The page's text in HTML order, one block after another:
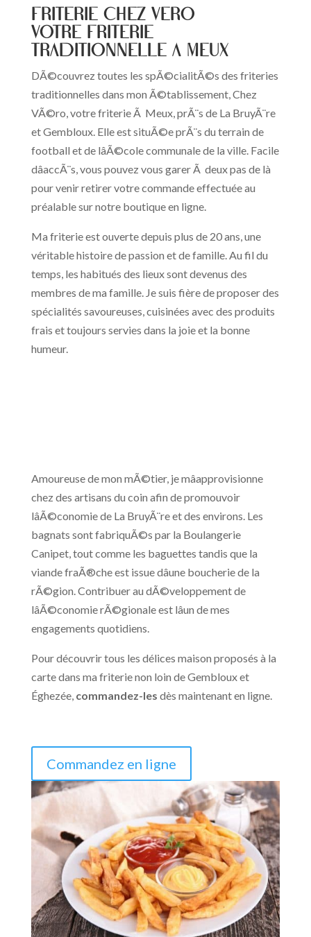
FRITERIE CHEZ VERO
Votre friterie
traditionnelle à Meux
DÃ©couvrez toutes les spÃ©cialitÃ©s des friteries
traditionnelles dans mon Ã©tablissement, Chez
VÃ©ro, votre friterie Ã Meux, prÃ¨s de La BruyÃ¨re
et Gembloux. Elle est situÃ©e prÃ¨s du terrain de
football et de lâÃ©cole communale de la ville. Facile
dâaccÃ¨s, vous pouvez vous garer Ã deux pas de là
pour venir retirer votre commande effectuée au
préalable sur notre boutique en ligne.
Ma friterie est ouverte depuis plus de 20 ans, une
véritable histoire de passion et de famille. Au fil du
temps, les habitués des lieux sont devenus des
membres de ma famille. Je suis fière de proposer des
spécialités savoureuses, cuisinées avec des produits
frais et toujours servies dans la joie et la bonne
humeur.
Amoureuse de mon mÃ©tier, je mâapprovisionne
chez des artisans du coin afin de promouvoir
lâÃ©conomie de La BruyÃ¨re et des environs. Les
bagnats sont fabriquÃ©s par la Boulangerie
Canipet, tout comme les baguettes tandis que la
viande fraÃ®che est issue dâune boucherie de la
rÃ©gion. Contribuer au dÃ©veloppement de
lâÃ©conomie rÃ©gionale est lâun de mes
engagements quotidiens.
Pour découvrir tous les délices maison proposés à la
carte dans ma friterie non loin de Gembloux et
Éghezée, commandez-les dès maintenant en ligne.
Commandez en ligne